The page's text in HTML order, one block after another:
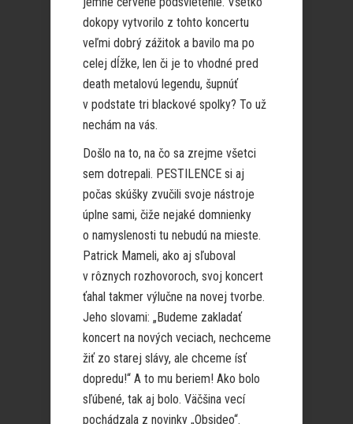
dokopy vytvorilo z tohto koncertu
veľmi dobrý zážitok a bavilo ma po
celej dĺžke, len či je to vhodné pred
death metalovú legendu, šupnúť
v podstate tri blackové spolky? To už
nechám na vás.
Došlo na to, na čo sa zrejme všetci
sem dotrepali. PESTILENCE si aj
počas skúšky zvučili svoje nástroje
úplne sami, čiže nejaké domnienky
o namyslenosti tu nebudú na mieste.
Patrick Mameli, ako aj sľuboval
v rôznych rozhovoroch, svoj koncert
ťahal takmer výlučne na novej tvorbe.
Jeho slovami: „Budeme zakladať
koncert na nových veciach, nechceme
žiť zo starej slávy, ale chceme ísť
dopredu!“ A to mu beriem! Ako bolo
sľúbené, tak aj bolo. Väčšina vecí
pochádzala z novinky „Obsideo“.